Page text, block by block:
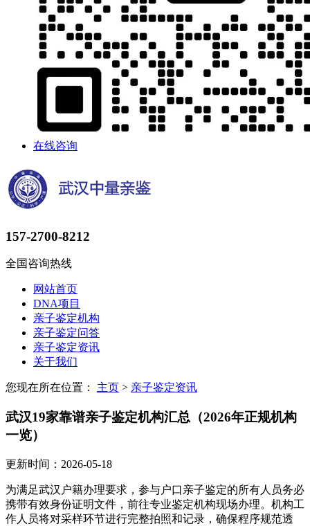
在线咨询
157-2700-8212
全国咨询热线
网站首页
DNA项目
亲子鉴定机构
亲子鉴定问答
亲子鉴定资讯
关于我们
您现在所在位置： 主页 > 亲子鉴定资讯
武汉19家靠谱亲子鉴定机构汇总（2026年正规机构
一览）
更新时间：2026-05-18
为满足武汉户籍办理要求，参与户口亲子鉴定的所有人员务必
携带有效身份证明文件，前往专业鉴定机构现场办理。机构工
作人员将对采样环节进行完整拍照和记录，确保程序规范透